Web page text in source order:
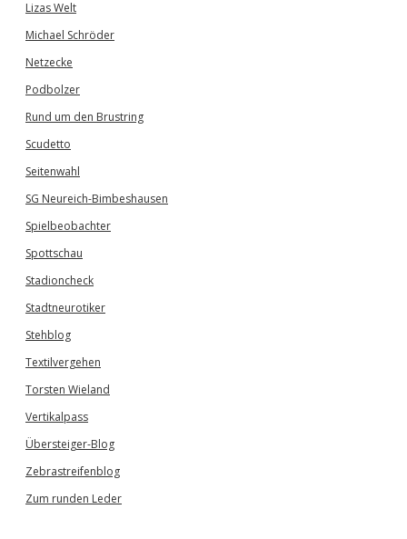
Lizas Welt
Michael Schröder
Netzecke
Podbolzer
Rund um den Brustring
Scudetto
Seitenwahl
SG Neureich-Bimbeshausen
Spielbeobachter
Spottschau
Stadioncheck
Stadtneurotiker
Stehblog
Textilvergehen
Torsten Wieland
Vertikalpass
Übersteiger-Blog
Zebrastreifenblog
Zum runden Leder